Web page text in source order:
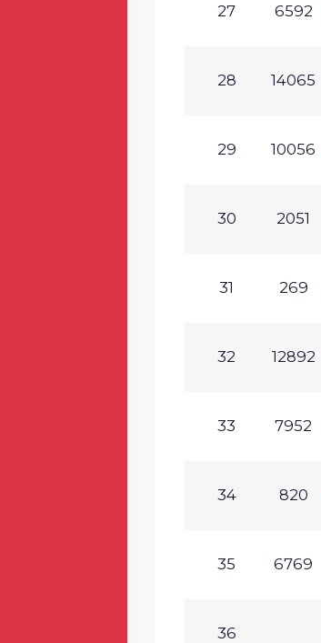
27 6592
28 14065
29 10056
30 2051
31 269
32 12892
33 7952
34 820
35 6769
36